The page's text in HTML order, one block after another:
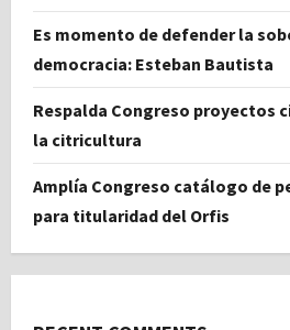
Es momento de defender la
democracia: Esteban Bautista
Respalda Congreso proyectos
la citricultura
Amplía Congreso catálogo de
para titularidad del Orfis